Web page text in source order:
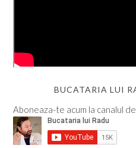
BUCATARIA LUI
Aboneaza-te acum la canalul